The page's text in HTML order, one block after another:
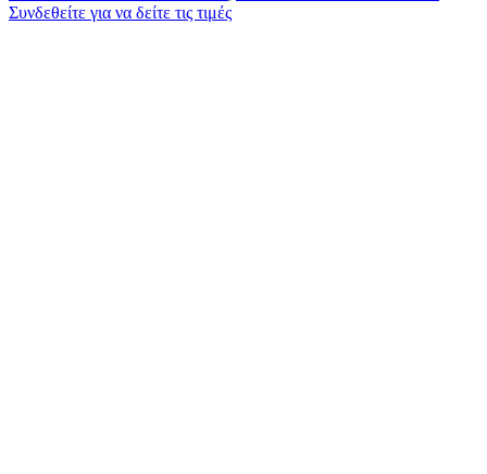
Συνδεθείτε για να δείτε τις τιμές